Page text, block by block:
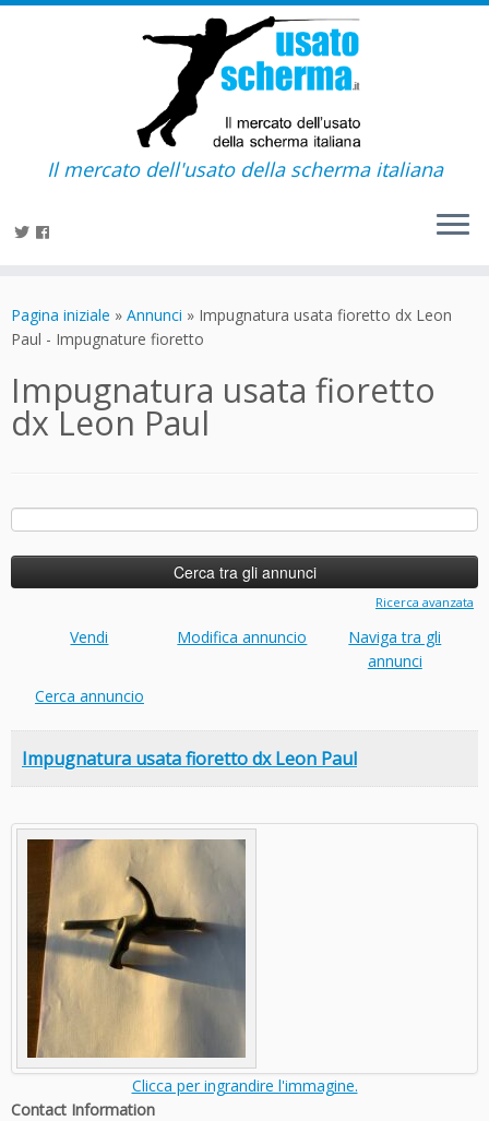
contenuto
Il mercato dell'usato della scherma italiana
Pagina iniziale » Annunci » Impugnatura usata fioretto dx Leon
Paul - Impugnature fioretto
Impugnatura usata fioretto
dx Leon Paul
Ricerca
Ricerca avanzata
Vendi Modifica annuncio
Naviga tra gli
annunci
Cerca annuncio
Impugnatura usata fioretto dx Leon Paul
Clicca per ingrandire l'immagine.
Contact Information